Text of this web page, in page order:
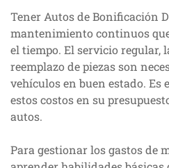
Tener Autos de Bonificación
mantenimiento continuos
el tiempo. El servicio regular,
reemplazo de piezas son
vehículos en buen estado. Es
estos costos en su
autos.
Para gestionar los gastos de